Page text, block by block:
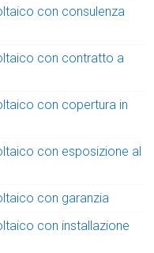
con consulenza
con contratto a
con copertura in
con esposizione al
con garanzia
con installazione